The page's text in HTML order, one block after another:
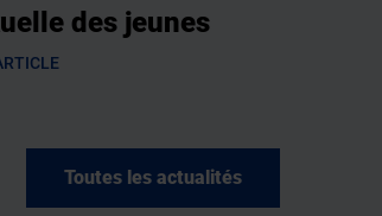
des jeunes
Toutes les actualités